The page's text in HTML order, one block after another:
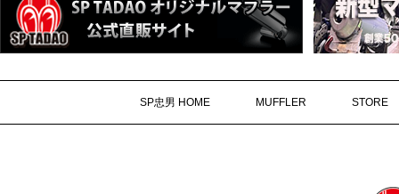
SP忠男 HOME MUFFLER STORE